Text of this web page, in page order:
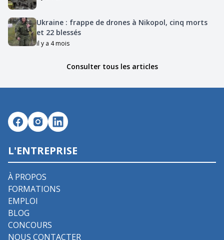
Ukraine : frappe de drones à Nikopol, cinq morts
et 22 blessés
il y a 4 mois
Consulter tous les articles
L'ENTREPRISE
À PROPOS
FORMATIONS
EMPLOI
BLOG
CONCOURS
NOUS CONTACTER